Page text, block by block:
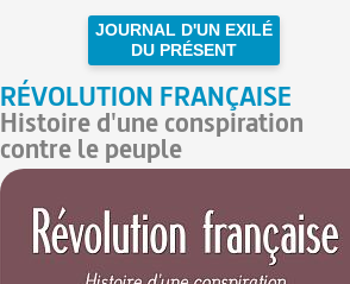
JOURNAL D'UN EXILÉ
DU PRÉSENT
RÉVOLUTION FRANÇAISE
Histoire d'une conspiration
contre le peuple